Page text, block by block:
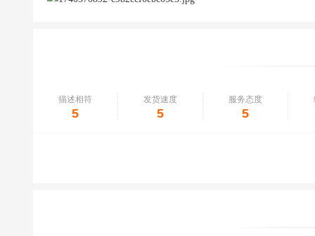
描述相符
5
发货速度
5
服务态度
5